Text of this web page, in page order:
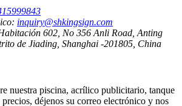
inquiry@shkingsign.com
602, No 356 Anli Road, Anting
de Jiading, Shanghai -201805, China
nuestra piscina, acrílico publicitario, tanque
déjenos su correo electrónico y nos